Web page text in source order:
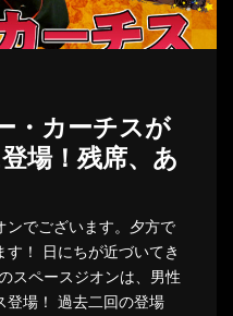
・カーチスが
場！残席、あ
ンでございます。夕方で
！ 日にちが近づいてき
スペースジオンは、男性
登場！ 過去二回の登場